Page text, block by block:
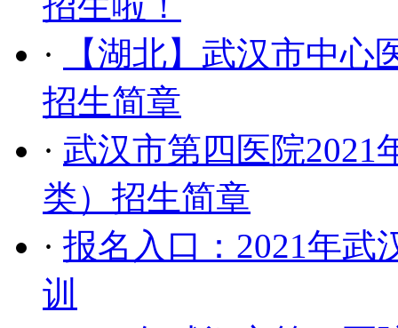
·
【湖北】武汉市中
招生简章
· 武汉市第四医院2021
类）招生简章
· 报名入口：2021年武
训